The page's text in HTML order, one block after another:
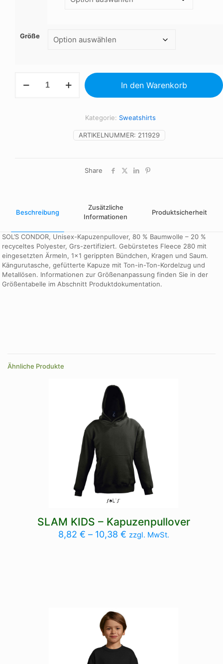
Größe
In den Warenkorb
ARTIKELNUMMER: 211929
Kategorie: Sweatshirts
Share
Beschreibung
Zusätzliche
Informationen
Produktsicherheit
SOL’S CONDOR, Unisex-Kapuzenpullover, 80 % Baumwolle – 20 %
recyceltes Polyester, Grs-zertifiziert. Gebürstetes Fleece 280 mit
eingesetzten Ärmeln, 1×1 gerippten Bündchen, Kragen und Saum.
Kängurutasche, gefütterte Kapuze mit Ton-in-Ton-Kordelzug und
Metallösen. Informationen zur Größenanpassung finden Sie in der
Größentabelle im Abschnitt Produktdokumentation.
Bordeaux, brown, Cremeblau, Cremegruen, Cremerosa,
Leuchtrot, Mausgrau, Off-White, orange, Poolblau, Pop Orange,
royalblau, schwarz, weiß, white
3XL, 4XL, 5XL, L, M, S, XL, XS, XXL, XXS
Ähnliche Produkte
SLAM KIDS – Kapuzenpullover
8,82 € – 10,38 € zzgl. MwSt.